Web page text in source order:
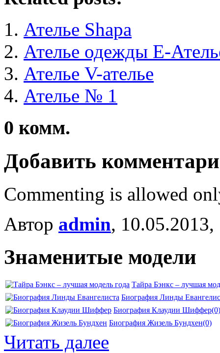
Ателье Shapa
Ателье одежды Е-
Ателье V-ателье
Ателье № 1
0 комм.
Добавить
Commenting is allowed
Автор admin,
Знаменитые модели
Тайра Бэнкс – лучшая
Биография Линды
Биография Клаудии Шиффер(0)
Биография Жизель Бундхен(0)
Читать далее